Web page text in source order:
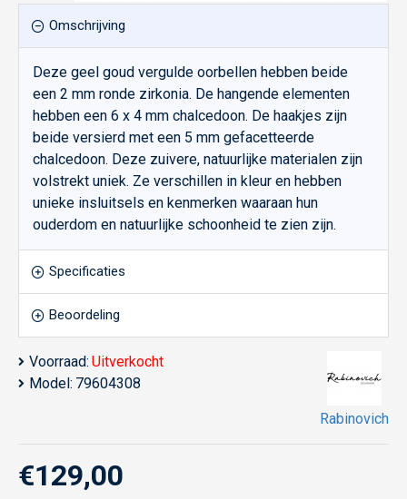
Omschrijving
Deze geel goud vergulde oorbellen hebben beide
een 2 mm ronde zirkonia. De hangende elementen
hebben een 6 x 4 mm chalcedoon. De haakjes zijn
beide versierd met een 5 mm gefacetteerde
chalcedoon. Deze zuivere, natuurlijke materialen zijn
volstrekt uniek. Ze verschillen in kleur en hebben
unieke insluitsels en kenmerken waaraan hun
ouderdom en natuurlijke schoonheid te zien zijn.
Specificaties
Beoordeling
Voorraad: Uitverkocht
Model: 79604308
Rabinovich
€129,00